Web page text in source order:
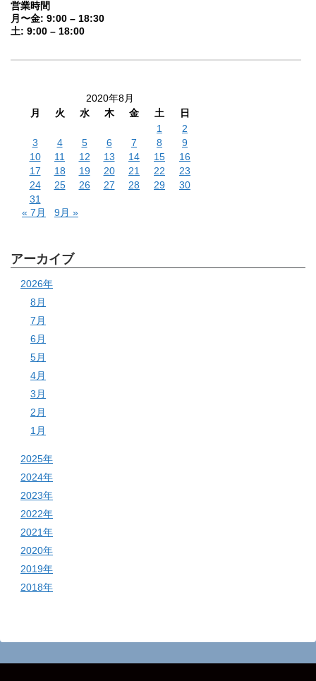
営業時間
月〜金: 9:00 – 18:30
土: 9:00 – 18:00
2020年8月
月
火 水 木 金 土
日
1
2
3
4 5 6 7 8
9
10
11 12 13 14 15
16
17
18 19 20 21 22
23
24
25 26 27 28 29
30
31
« 7月
9月 »
アーカイブ
2026年
8月
7月
6月
5月
4月
3月
2月
1月
2025年
2024年
2023年
2022年
2021年
2020年
2019年
2018年